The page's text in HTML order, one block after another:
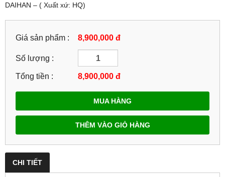
DAIHAN – ( Xuất xứ: HQ)
Giá sản phẩm : 8,900,000 đ
Số lượng :
Tổng tiền : 8,900,000 đ
MUA HÀNG
THÊM VÀO GIỎ HÀNG
CHI TIẾT